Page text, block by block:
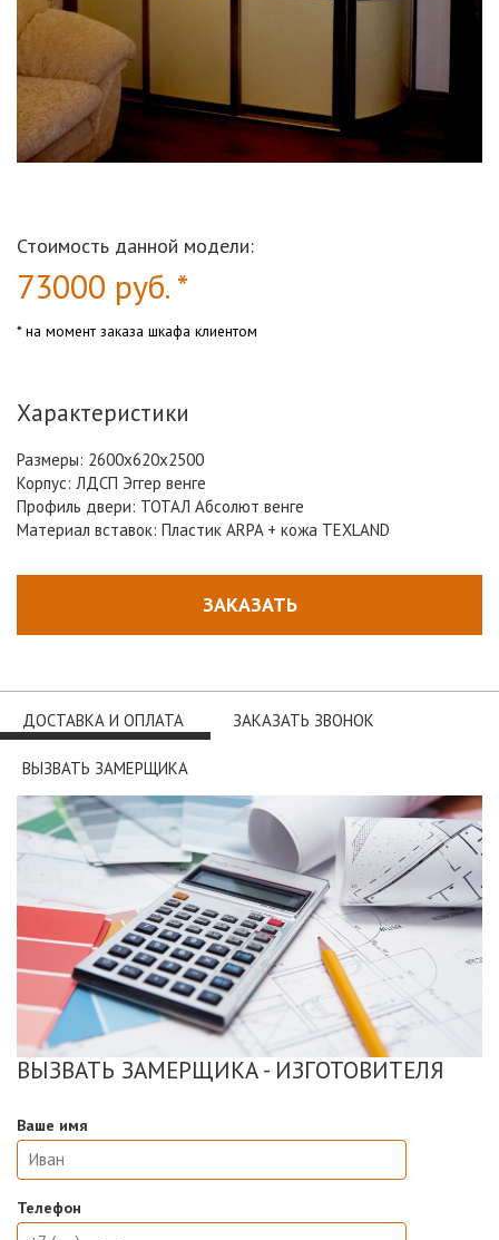
Стоимость данной модели:
73000 руб. *
* на момент заказа шкафа клиентом
Характеристики
Размеры: 2600х620х2500
Корпус: ЛДСП Эггер венге
Профиль двери: ТОТАЛ Абсолют венге
Материал вставок: Пластик ARPA + кожа TEXLAND
ЗАКАЗАТЬ
ДОСТАВКА И ОПЛАТА ЗАКАЗАТЬ ЗВОНОК
ВЫЗВАТЬ ЗАМЕРЩИКА
ВЫЗВАТЬ ЗАМЕРЩИКА - ИЗГОТОВИТЕЛЯ
Ваше имя
Телефон